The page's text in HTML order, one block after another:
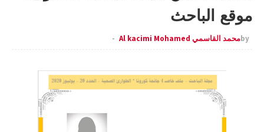
موقع الباحث
byمحمد القاسمي Al kacimi Mohamed